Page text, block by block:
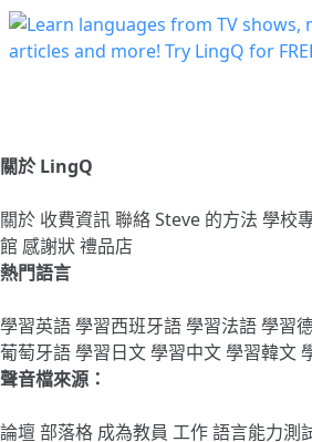
關於 LingQ
關於 收費資訊聯絡Steve 的方法 學校
館 感謝狀禮品店
熱門語言
學習英語學習西班牙語學習法語學習
葡萄牙語學習日文學習中文學習韓文
聲音檔來源：
論壇部落格 成為教員 工作語言能力測